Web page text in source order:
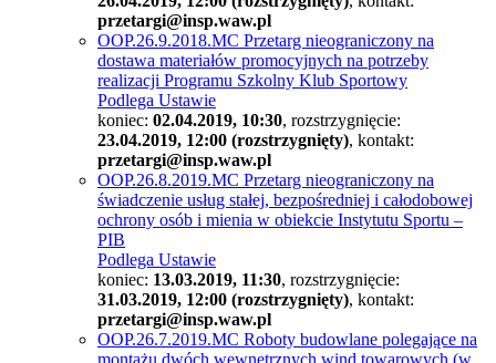
przetargi@insp.waw.pl
OOP.26.9.2018.MC Przetarg nieograniczony na
dostawa materiałów promocyjnych na potrzeby
realizacji Programu Szkolny Klub Sportowy
Podlega Ustawie
koniec: 02.04.2019, 10:30, rozstrzygnięcie:
23.04.2019, 12:00 (rozstrzygnięty), kontakt:
przetargi@insp.waw.pl
OOP.26.8.2019.MC Przetarg nieograniczony na
świadczenie usług stałej, bezpośredniej i całodobowej
ochrony osób i mienia w obiekcie Instytutu Sportu –
PIB
Podlega Ustawie
koniec: 13.03.2019, 11:30, rozstrzygnięcie:
31.03.2019, 12:00 (rozstrzygnięty), kontakt:
przetargi@insp.waw.pl
OOP.26.7.2019.MC Roboty budowlane polegające na
montażu dwóch wewnętrznych wind towarowych (w